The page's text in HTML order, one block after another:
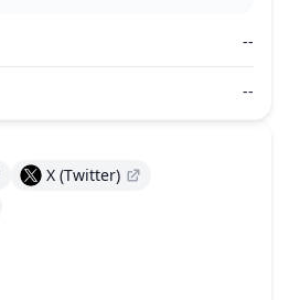
--
--
X (Twitter)